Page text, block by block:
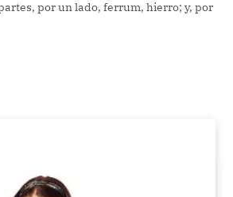
por un lado, ferrum, hierro; y, por